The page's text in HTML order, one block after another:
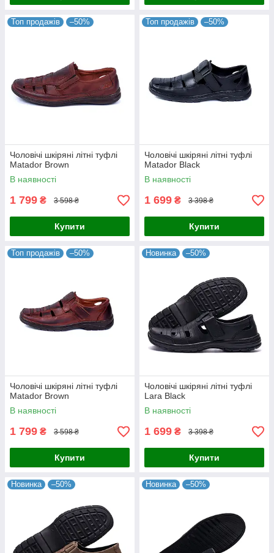
Топ продажів –50%
Чоловічі шкіряні літні туфлі
Matador Brown
В наявності
1 799 ₴ 3 598 ₴
Купити
Топ продажів –50%
Чоловічі шкіряні літні туфлі
Matador Black
В наявності
1 699 ₴ 3 398 ₴
Купити
Топ продажів –50%
Чоловічі шкіряні літні туфлі
Matador Brown
В наявності
1 799 ₴ 3 598 ₴
Купити
Новинка –50%
Чоловічі шкіряні літні туфлі
Lara Black
В наявності
1 699 ₴ 3 398 ₴
Купити
Новинка –50% Новинка –50%